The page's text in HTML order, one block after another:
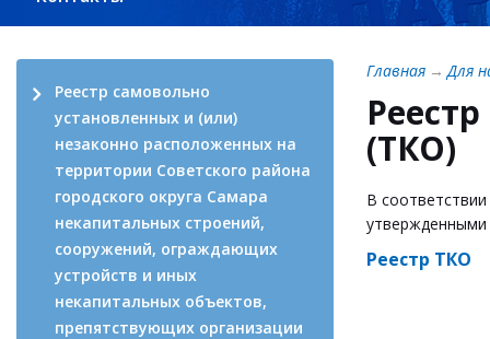
Реестр самовольно
установленных и (или)
незаконно расположенных на
территории Советского района
городского округа Самара
некапитальных строений,
сооружений, ограждающих
устройств и иных
некапитальных объектов,
препятствующих организации
Главная → Для
(ТКО)
В
утвержденными
Реестр ТКО